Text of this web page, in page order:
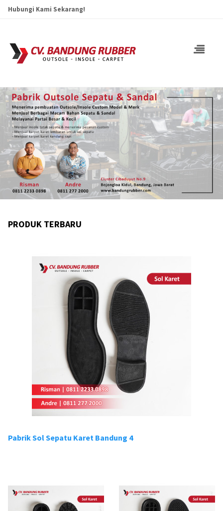
Hubungi Kami Sekarang!
PRODUK TERBARU
Pabrik Sol Sepatu Karet Bandung 4